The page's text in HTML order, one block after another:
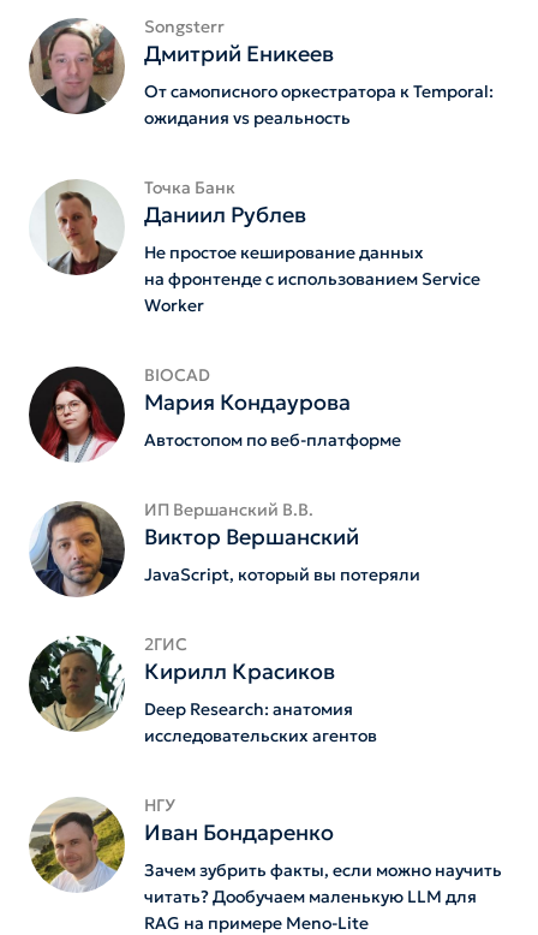
Songsterr
Дмитрий Еникеев
От самописного оркестратора к Temporal:
ожидания vs реальность
Точка Банк
Даниил Рублев
Не простое кеширование данных
на фронтенде с использованием Service
Worker
BIOCAD
Мария Кондаурова
Автостопом по веб-платформе
ИП Вершанский В.В.
Виктор Вершанский
JavaScript, который вы потеряли
2ГИС
Кирилл Красиков
Deep Research: анатомия
исследовательских агентов
НГУ
Иван Бондаренко
Зачем зубрить факты, если можно научить
читать? Дообучаем маленькую LLM для
RAG на примере Meno-Lite